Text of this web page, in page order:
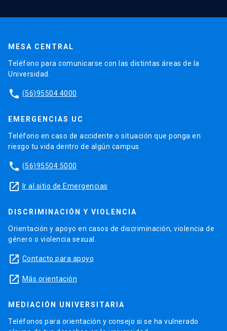
MESA CENTRAL
Teléfono para comunicarse con las distintas áreas de la
Universidad.
phone (56)95504 4000
EMERGENCIAS UC
Teléfono en caso de accidente o situación que ponga en
riesgo tu vida dentro de algún campus.
phone (56)95504 5000
launch Ir al sitio de Emergencias
DISCRIMINACIÓN Y VIOLENCIA
Orientación y apoyo en casos de discriminación, violencia de
género o violencia sexual.
launch Contacto para apoyo
launch Más orientación
MEDIACIÓN UNIVERSITARIA
Teléfonos para orientación y consejo si se ha vulnerado